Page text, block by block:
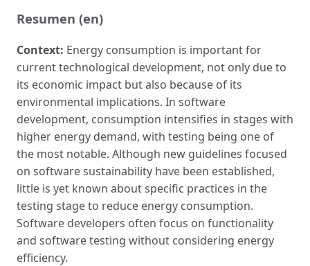
Resumen (en)
Context: Energy consumption is important for
current technological development, not only due to
its economic impact but also because of its
environmental implications. In software
development, consumption intensifies in stages with
higher energy demand, with testing being one of
the most notable. Although new guidelines focused
on software sustainability have been established,
little is yet known about specific practices in the
testing stage to reduce energy consumption.
Software developers often focus on functionality
and software testing without considering energy
efficiency.